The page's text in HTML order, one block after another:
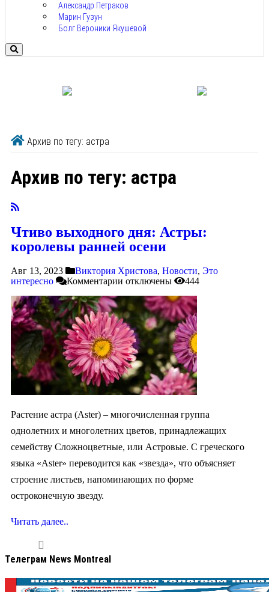
Александр Петраков
Марин Гузун
Болг Вероники Якушевой
Архив по тегу: астра
Архив по тегу: астра
Чтиво выходного дня: Астры:
королевы ранней осени
Авг 13, 2023 Виктория Христова, Новости, Это
интересно
Комментарии отключены 444
Растение астра (Aster) – многочисленная группа
однолетних и многолетних цветов, принадлежащих
семейству Сложноцветные, или Астровые. С греческого
языка «Aster» переводится как «звезда», что объясняет
строение листьев, напоминающих по форме
остроконечную звезду.
Читать далее..
Телеграм News Montreal